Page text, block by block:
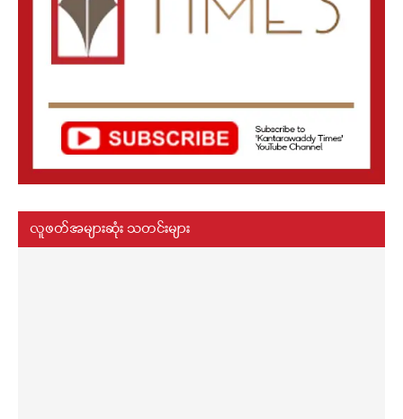
လူဖတ်အများဆုံး သတင်းများ